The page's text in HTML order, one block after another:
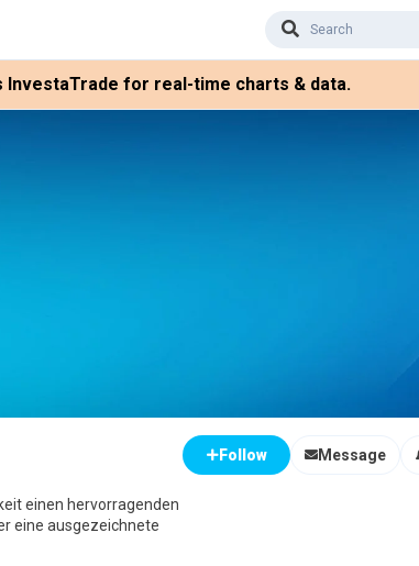
InvestaTrade for real-time charts & data.
einen hervorragenden
eine ausgezeichnete
Follow Message